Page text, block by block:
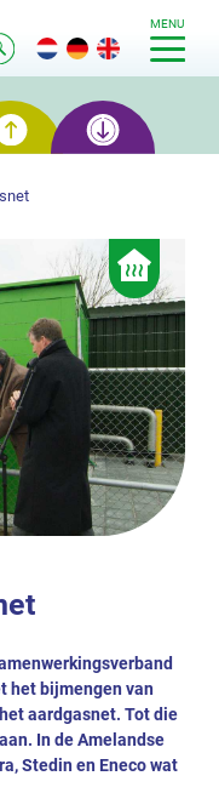
MENU
het bijmengen van
aardgasnet. Tot die
In de Amelandse
Stedin en Eneco wat